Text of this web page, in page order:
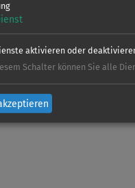
aktivieren oder
Schalter können Sie alle